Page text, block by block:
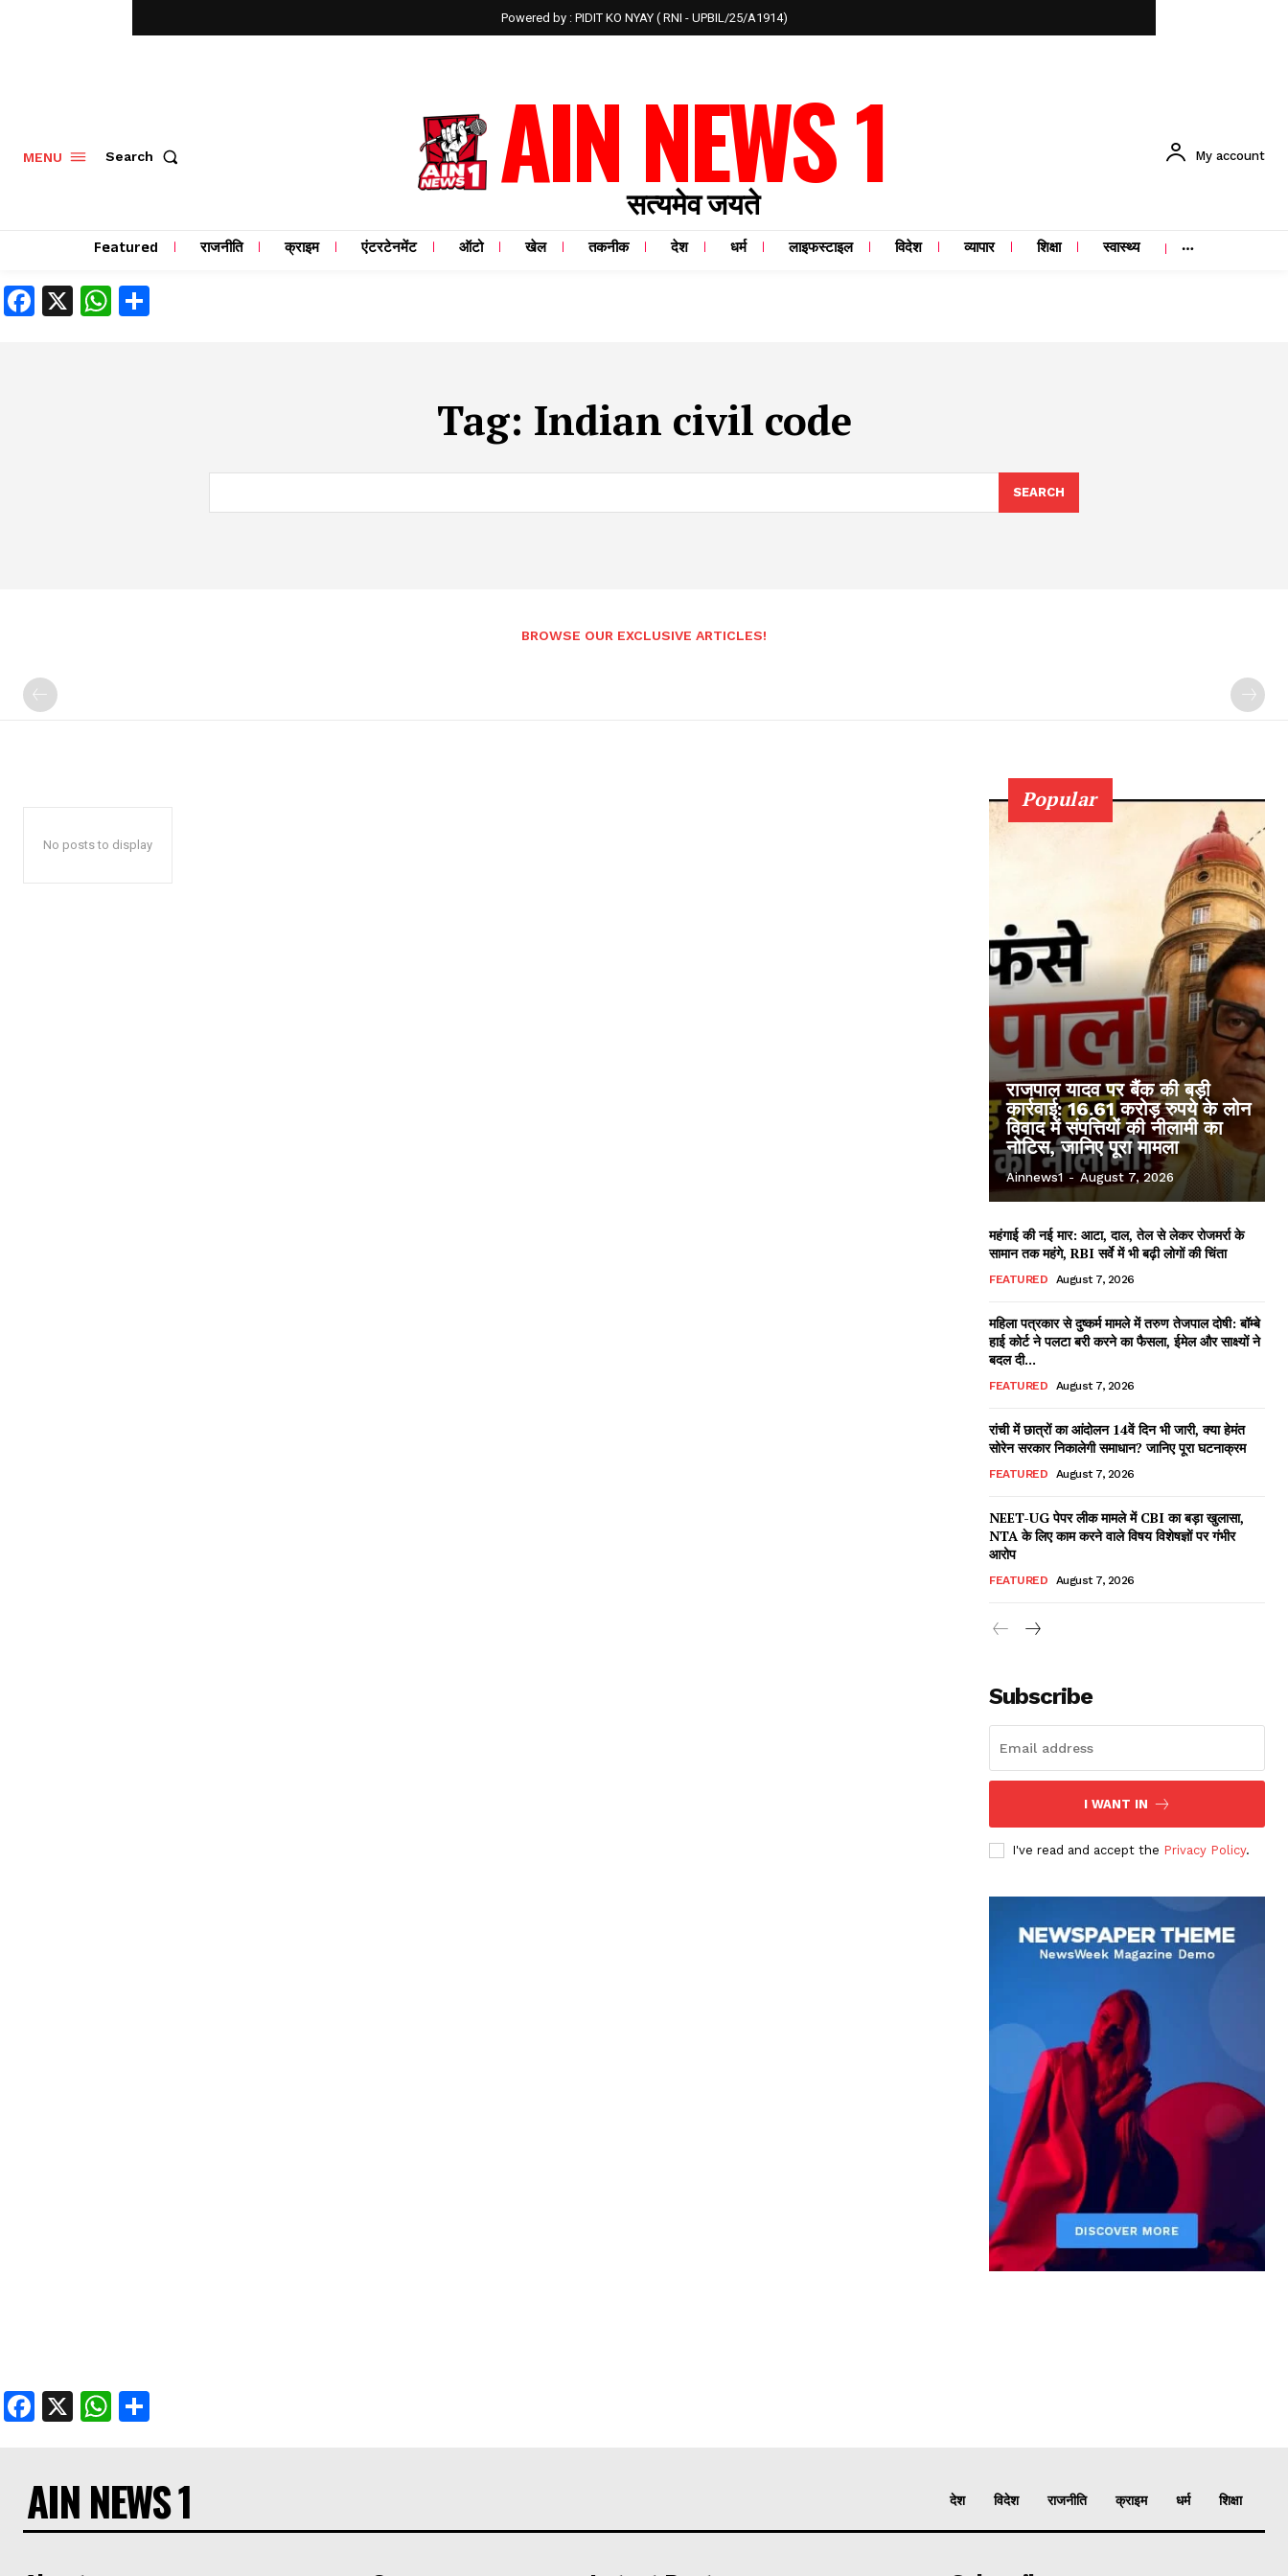
Powered by : PIDIT KO NYAY ( RNI - UPBIL/25/A1914)
MENU Search AIN NEWS 1
सत्यमेव जयते
My account
Featured राजनीति क्राइम एंटरटेनमेंट ऑटो खेल तकनीक देश धर्म लाइफस्टाइल विदेश व्यापार शिक्षा स्वास्थ्य
Facebook
X WhatsApp
Tag: Indian civil code
SEARCH
BROWSE OUR EXCLUSIVE ARTICLES!
No posts to display
Popular
राजपाल यादव पर बैंक की बड़ी
कार्रवाई: 16.61 करोड़ रुपये के लोन
विवाद में संपत्तियों की नीलामी का
नोटिस, जानिए पूरा मामला
Ainnews1 - August 7, 2026
महंगाई की नई मार: आटा, दाल, तेल से लेकर रोजमर्रा के
सामान तक महंगे, RBI सर्वे में भी बढ़ी लोगों की चिंता
FEATURED August 7, 2026
महिला पत्रकार से दुष्कर्म मामले में तरुण तेजपाल दोषी: बॉम्बे
हाई कोर्ट ने पलटा बरी करने का फैसला, ईमेल और साक्ष्यों ने
बदल दी...
FEATURED August 7, 2026
रांची में छात्रों का आंदोलन 14वें दिन भी जारी, क्या हेमंत
सोरेन सरकार निकालेगी समाधान? जानिए पूरा घटनाक्रम
FEATURED August 7, 2026
NEET-UG पेपर लीक मामले में CBI का बड़ा खुलासा,
NTA के लिए काम करने वाले विषय विशेषज्ञों पर गंभीर
आरोप
FEATURED August 7, 2026
Subscribe
I WANT IN
I've read and accept the Privacy Policy.
Facebook
X WhatsApp
AIN NEWS 1 देश विदेश राजनीति क्राइम धर्म शिक्षा